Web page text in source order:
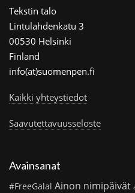
Tekstin talo
Lintulahdenkatu 3
00530 Helsinki
Finland
info(at)suomenpen.fi
Kaikki yhteystiedot
Saavutettavuusseloste
Avainsanat
#FreeGalal Ainon nimipäivät